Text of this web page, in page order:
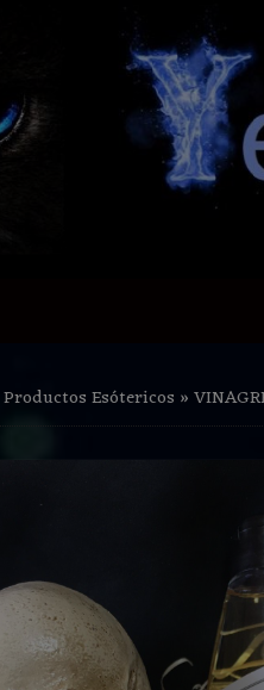
Productos Esótericos »